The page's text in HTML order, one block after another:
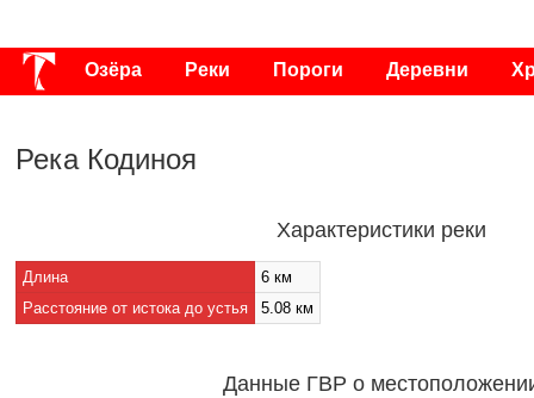
Озёра Реки Пороги Деревни
Река Кодиноя
Характеристики реки
Длина
6 км
Расстояние от истока до устья
5.08 км
Данные ГВР о